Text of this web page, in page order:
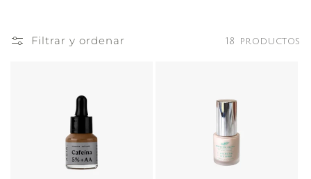
Filtrar y ordenar 18 productos